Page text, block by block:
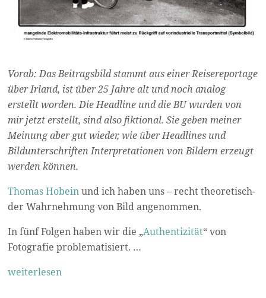
Vorab: Das Beitragsbild stammt aus einer Reisereportage
über Irland, ist über 25 Jahre alt und noch analog
erstellt worden. Die Headline und die BU wurden von
mir jetzt erstellt, sind also fiktional. Sie geben meiner
Meinung aber gut wieder, wie über Headlines und
Bildunterschriften Interpretationen von Bildern erzeugt
werden können.
Thomas Hobeinund ich haben uns – recht theoretisch-
der Wahrnehmung von Bild angenommen.
In fünf Folgen haben wir die „Authentizität“ von
Fotografie problematisiert. …
weiterlesen